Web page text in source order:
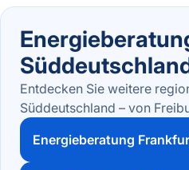
Entdecken Sie weitere
Süddeutschland – von
Energieberatung